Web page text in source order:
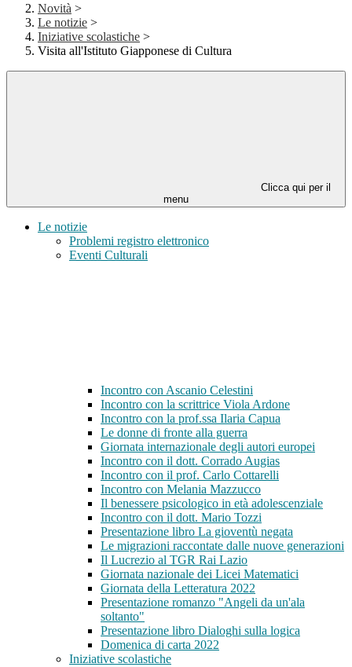
Novità >
Le notizie >
Iniziative scolastiche >
Visita all'Istituto Giapponese di Cultura
Clicca qui per il
menu
Le notizie
Problemi registro elettronico
Eventi Culturali
Incontro con Ascanio Celestini
Incontro con la scrittrice Viola Ardone
Incontro con la prof.ssa Ilaria Capua
Le donne di fronte alla guerra
Giornata internazionale degli autori europei
Incontro con il dott. Corrado Augias
Incontro con il prof. Carlo Cottarelli
Incontro con Melania Mazzucco
Il benessere psicologico in età adolescenziale
Incontro con il dott. Mario Tozzi
Presentazione libro La gioventù negata
Le migrazioni raccontate dalle nuove generazioni
Il Lucrezio al TGR Rai Lazio
Giornata nazionale dei Licei Matematici
Giornata della Letteratura 2022
Presentazione romanzo "Angeli da un'ala
soltanto"
Presentazione libro Dialoghi sulla logica
Domenica di carta 2022
Iniziative scolastiche